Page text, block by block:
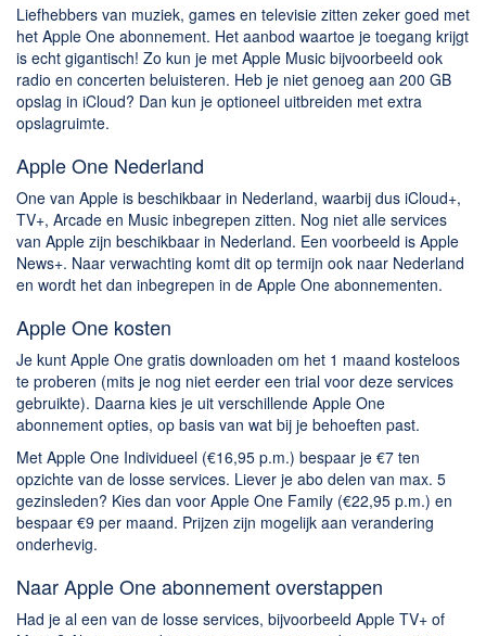
Liefhebbers van muziek, games en televisie zitten zeker goed met
het Apple One abonnement. Het aanbod waartoe je toegang krijgt
is echt gigantisch! Zo kun je met Apple Music bijvoorbeeld ook
radio en concerten beluisteren. Heb je niet genoeg aan 200 GB
opslag in iCloud? Dan kun je optioneel uitbreiden met extra
opslagruimte.
Apple One Nederland
One van Apple is beschikbaar in Nederland, waarbij dus iCloud+,
TV+, Arcade en Music inbegrepen zitten. Nog niet alle services
van Apple zijn beschikbaar in Nederland. Een voorbeeld is Apple
News+. Naar verwachting komt dit op termijn ook naar Nederland
en wordt het dan inbegrepen in de Apple One abonnementen.
Apple One kosten
Je kunt Apple One gratis downloaden om het 1 maand kosteloos
te proberen (mits je nog niet eerder een trial voor deze services
gebruikte). Daarna kies je uit verschillende Apple One
abonnement opties, op basis van wat bij je behoeften past.
Met Apple One Individueel (€16,95 p.m.) bespaar je €7 ten
opzichte van de losse services. Liever je abo delen van max. 5
gezinsleden? Kies dan voor Apple One Family (€22,95 p.m.) en
bespaar €9 per maand. Prijzen zijn mogelijk aan verandering
onderhevig.
Naar Apple One abonnement overstappen
Had je al een van de losse services, bijvoorbeeld Apple TV+ of